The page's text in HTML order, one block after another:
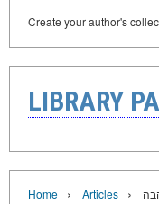
Create your author's
LIBRARY
Home › Articles ›